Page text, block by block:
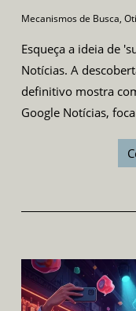
Mecanismos de Busca,
Esqueça a ideia de
Notícias. A
definitivo mostra
Google Notícias,